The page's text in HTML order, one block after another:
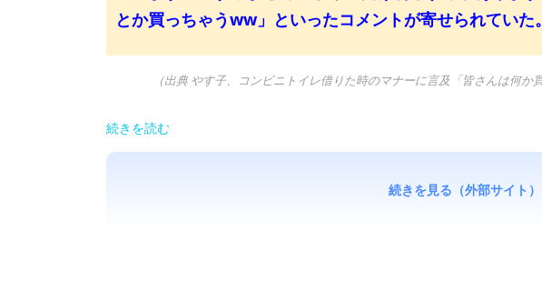
とか買っちゃうww」といったコメントが寄せられていた。
（出典 やす子、コンビニトイレ借りた時のマナーに言及「皆さんは何
続きを読む
続きを見る（外部サイト）